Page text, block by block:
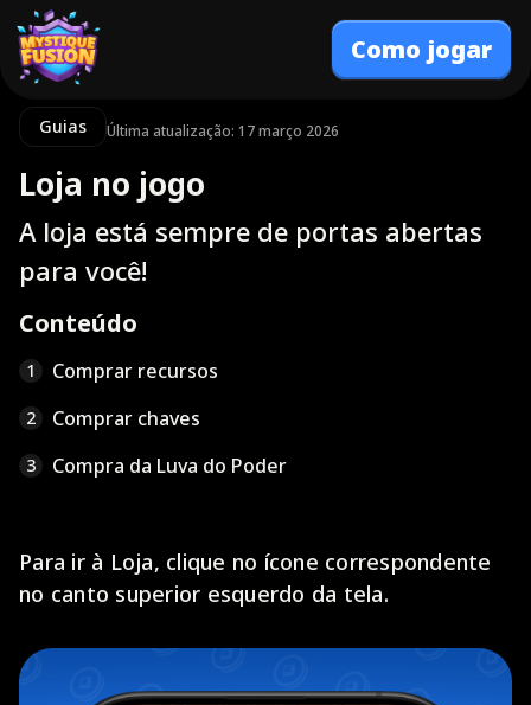
Como jogar
Guias Última atualização: 17 março 2026
Loja no jogo
A loja está sempre de portas abertas
para você!
Conteúdo
1 Comprar recursos
2 Comprar chaves
3 Compra da Luva do Poder
Para ir à Loja, clique no ícone correspondente
no canto superior esquerdo da tela.